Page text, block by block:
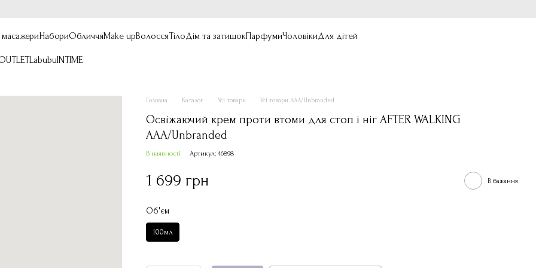
масажериНабориОбличчяMake upВолоссяТілоДім та затишокПарфумиЧоловікиДля дітей
LabubuINTIME
Головна Каталог Усі товари Усі товари ААА/Unbranded
Освіжаючий крем проти втоми для стоп і ніг AFTER WALKING
ААА/Unbranded
В наявності Артикул: 46898
1 699 грн В бажання
Об'єм
100мл